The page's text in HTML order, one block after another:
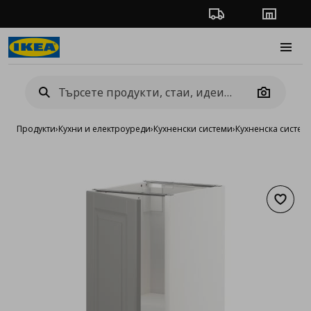
Проследяване на
Camera
Продукти›Кухни и електроуреди›Кухненски системи›Кухненска